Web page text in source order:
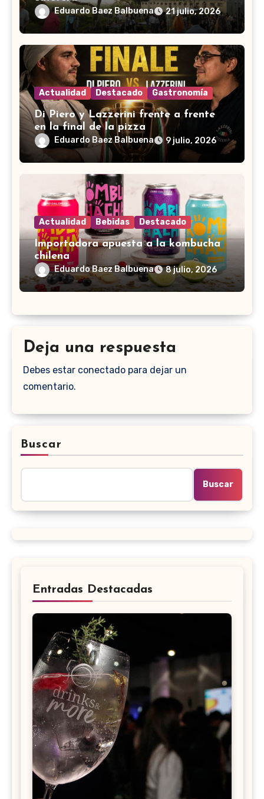
Eduardo Baez Balbuena 21 julio, 2026
Actualidad Destacado Gastronomía
Di Piero y Lazzerini frente a frente
en la final de la pizza
Eduardo Baez Balbuena 9 julio, 2026
Actualidad Bebidas Destacado
Importadora apuesta a la kombucha
chilena
Eduardo Baez Balbuena 8 julio, 2026
Deja una respuesta
Debes estar conectado para dejar un
comentario.
Buscar
Buscar
Entradas Destacadas